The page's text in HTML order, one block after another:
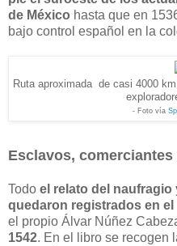
de México hasta que en
bajo control español en la
Ruta aproximada de casi 4000
- Foto vía
Esclavos,
Todo el relato del naufragio
quedaron registrados en
el propio Álvar Núñez
1542. En el libro se recogen